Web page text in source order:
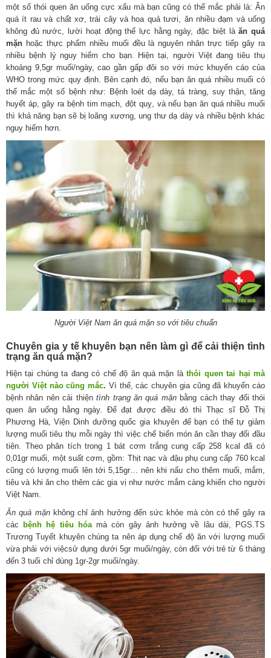
một số thói quen ăn uống cực xấu mà bạn cũng có thể mắc phải là: Ăn
quá ít rau và chất xơ, trái cây và hoa quả tươi, ăn nhiều đạm và uống
không đủ nước, lười hoạt động thể lực hằng ngày, đặc biệt làăn quá
mặn hoặc thực phẩm nhiều muối đều là nguyên nhân trực tiếp gây ra
nhiều bệnh lý nguy hiểm cho bạn. Hiện tại, người Việt đang tiêu thụ
khoảng 9,5gr muối/ngày, cao gần gấp đôi so với mức khuyến cáo của
WHO trong mức quy định. Bên cạnh đó, nếu bạn ăn quá nhiều muối có
thể mắc một số bệnh như: Bệnh loét dạ dày, tá tràng, suy thận, tăng
huyết áp, gây ra bệnh tim mạch, đột quỵ, và nếu bạn ăn quá nhiều muối
thì khả năng bạn sẽ bị loãng xương, ung thư dạ dày và nhiều bệnh khác
nguy hiểm hơn.
Người Việt Nam ăn quá mặn so với tiêu chuẩn
Chuyên gia y tế khuyên bạn nên làm gì để cải thiện tình
trạng ăn quá mặn?
Hiện tại chúng ta đang có chế độ ăn quá mặn làthói quen tai hại mà
người Việt nào cũng mắc. Vì thế, các chuyên gia cũng đã khuyến cáo
bệnh nhân nên cải thiệntình trạng ăn quá mặnbằng cách thay đổi thói
quen ăn uống hằng ngày. Để đạt được điều đó thì Thạc sĩ Đỗ Thị
Phương Hà, Viện Dinh dưỡng quốc gia khuyên để bạn có thể tự giảm
lượng muối tiêu thụ mỗi ngày thì việc chế biến món ăn cần thay đổi đầu
tiên. Theo phân tích trong 1 bát cơm trắng cung cấp 258 kcal đã có
0,01gr muối, một suất cơm, gồm: Thịt nạc và đậu phụ cung cấp 760 kcal
cũng có lượng muối lên tới 5,15gr… nên khi nấu cho thêm muối, mắm,
tiêu và khi ăn cho thêm các gia vị như nước mắm càng khiến cho người
Việt Nam.
Ăn quá mặnkhông chỉ ảnh hưởng đến sức khỏe mà còn có thể gây ra
các
bệnh hệ tiêu hóamà còn gây ảnh hưởng về lâu dài, PGS.TS
Trương Tuyết khuyên chúng ta nên áp dụng chế độ ăn với lượng muối
vừa phải với việcsử dụng dưới 5gr muối/ngày, còn đối với trẻ từ 6 tháng
đến 3 tuổi chỉ dùng 1gr-2gr muối/ngày.